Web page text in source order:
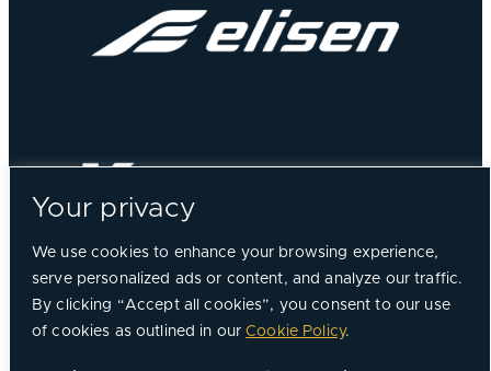
Your privacy
We use cookies to enhance your browsing experience,
serve personalized ads or content, and analyze our traffic.
By clicking “Accept all cookies”, you consent to our use
of cookies as outlined in ourCookie Policy.
© 2026, Chorus Aviation All Rights Reserved.